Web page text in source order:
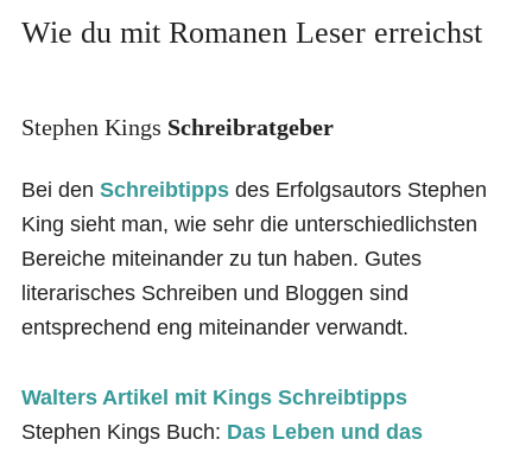
Wie du mit Romanen Leser erreichst
Stephen Kings Schreibratgeber
Bei den Schreibtippsdes Erfolgsautors Stephen
King sieht man, wie sehr die unterschiedlichsten
Bereiche miteinander zu tun haben. Gutes
literarisches Schreiben und Bloggen sind
entsprechend eng miteinander verwandt.
Walters Artikel mit Kings Schreibtipps
Stephen Kings Buch: Das Leben und das